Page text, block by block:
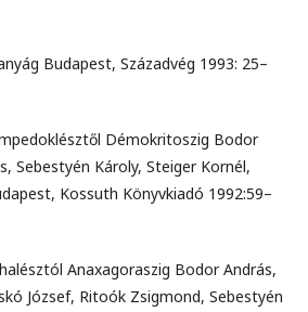
Budapest, Századvég 1993: 25–
Démokritoszig Bodor
Sebestyén Károly, Steiger Kornél,
Kossuth Könyvkiadó 1992:59–
Anaxagoraszig Bodor András,
József, Ritoók Zsigmond, Sebestyén